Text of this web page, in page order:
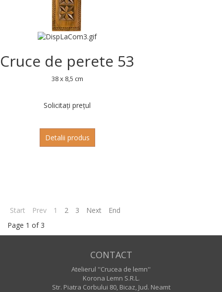
Cruce de perete 53
38 x 8,5 cm
Solicitați prețul
Detalii produs
Start Prev 1 2 3 Next
End
Page 1 of 3
CONTACT
Atelierul ''Crucea de lemn''
Korona Lemn S.R.L.
Str. Piatra Corbului 80, Bicaz, Jud. Neamt